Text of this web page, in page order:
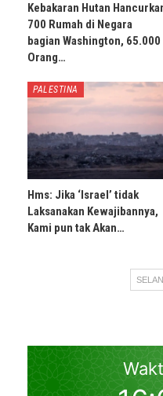
Kebakaran Hutan
700 Rumah di Negara
bagian Washington, 65.000
Orang…
PALESTINA
Hms: Jika ‘Israel’ tidak
Laksanakan Kewajibannya,
Kami pun tak Akan…